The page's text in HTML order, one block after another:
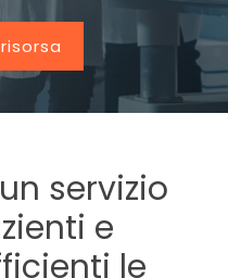
servizio
e
le